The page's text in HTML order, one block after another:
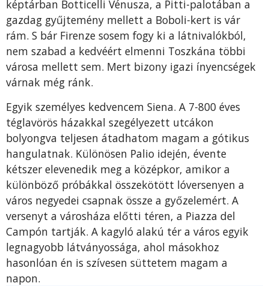
képtárban Botticelli Vénusza, a Pitti-palotában a
gazdag gyűjtemény mellett a Boboli-kert is vár
rám. S bár Firenze sosem fogy ki a látnivalókból,
nem szabad a kedvéért elmenni Toszkána többi
városa mellett sem. Mert bizony igazi ínyencségek
várnak még ránk.
Egyik személyes kedvencem Siena. A 7-800 éves
téglavörös házakkal szegélyezett utcákon
bolyongva teljesen átadhatom magam a gótikus
hangulatnak. Különösen Palio idején, évente
kétszer elevenedik meg a középkor, amikor a
különböző próbákkal összekötött lóversenyen a
város negyedei csapnak össze a győzelemért. A
versenyt a városháza előtti téren, a Piazza del
Campón tartják. A kagyló alakú tér a város egyik
legnagyobb látványossága, ahol másokhoz
hasonlóan én is szívesen süttetem magam a
napon.